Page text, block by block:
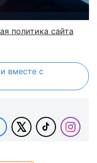
политика сайта
вместе с